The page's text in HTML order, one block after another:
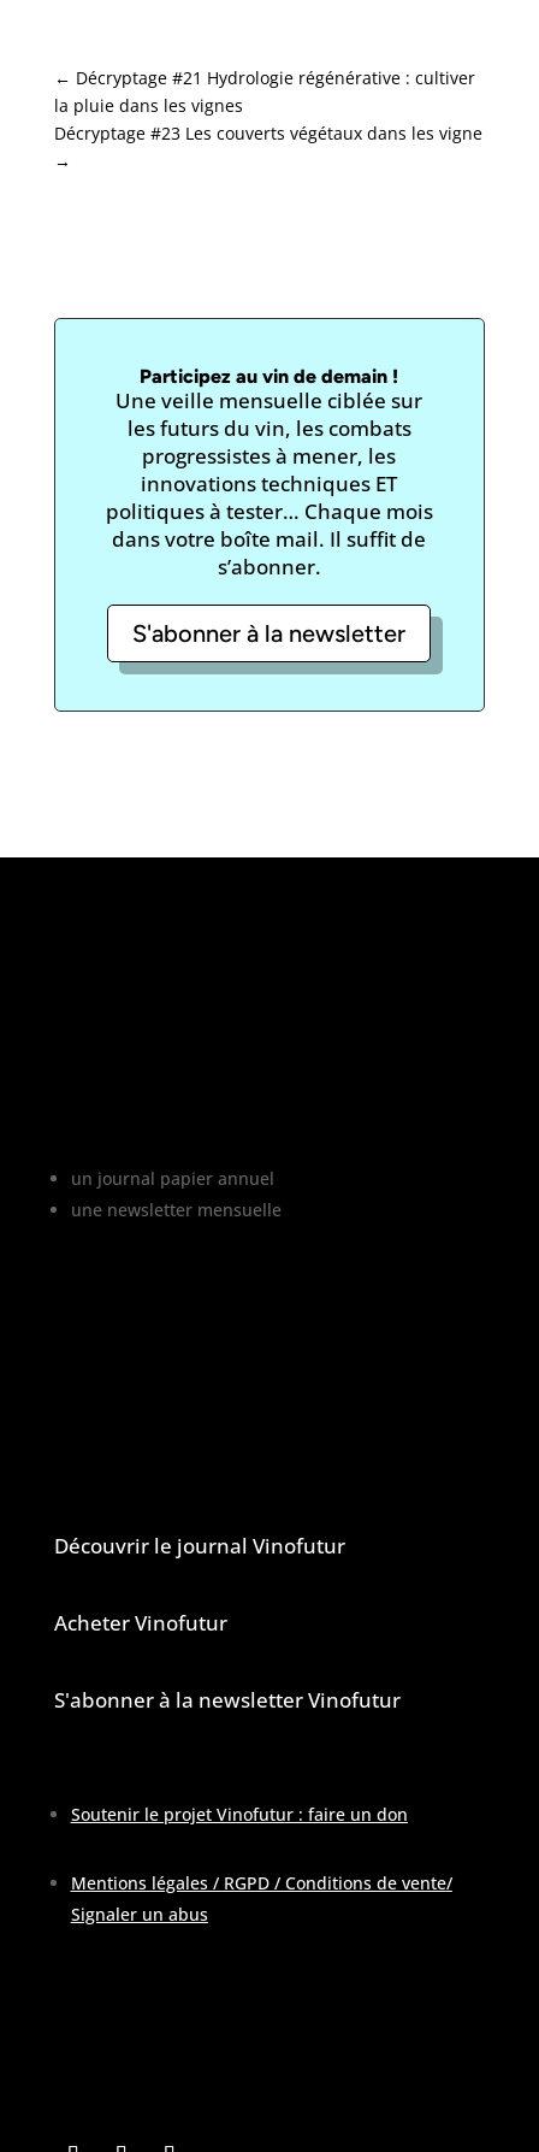
← Décryptage #21 Hydrologie régénérative : cultiver
la pluie dans les vignes
Décryptage #23 Les couverts végétaux dans les vigne
→
Participez au vin de demain !
Une veille mensuelle ciblée sur
les futurs du vin, les combats
progressistes à mener, les
innovations techniques ET
politiques à tester… Chaque mois
dans votre boîte mail. Il suffit de
s’abonner.
S'abonner à la newsletter
un journal papier annuel
une newsletter mensuelle
Découvrir le journal Vinofutur
Acheter Vinofutur
S'abonner à la newsletter Vinofutur
Soutenir le projet Vinofutur : faire un don
Mentions légales / RGPD / Conditions de vente/
Signaler un abus